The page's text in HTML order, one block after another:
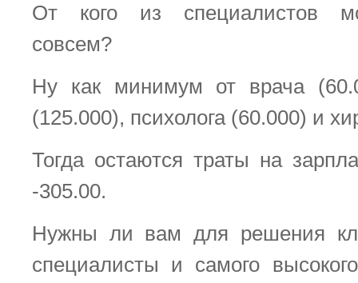
От кого из специалистов
совсем?
Ну как минимум от врача
(125.000), психолога (60.000) и
Тогда остаются траты на
-305.00.
Нужны ли вам для решения
специалисты и самого